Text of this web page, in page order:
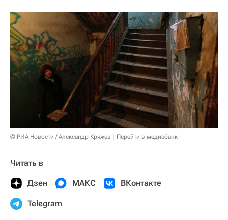
© РИА Новости / Александр Кряжев Перейти в медиабанк
Читать в
Дзен МАКС ВКонтакте
Telegram